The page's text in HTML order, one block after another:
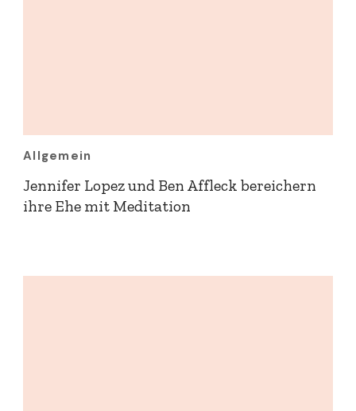
Allgemein
Jennifer Lopez und Ben Affleck bereichern
ihre Ehe mit Meditation